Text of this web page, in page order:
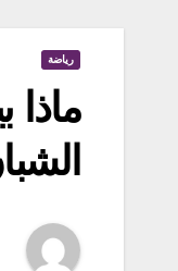
رياضة